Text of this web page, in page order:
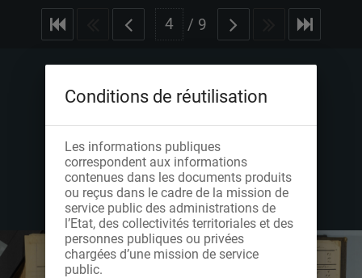
/ 9
Conditions de réutilisation
Les informations publiques
correspondent aux informations
contenues dans les documents produits
ou reçus dans le cadre de la mission de
service public des administrations de
l’Etat, des collectivités territoriales et des
personnes publiques ou privées
chargées d’une mission de service
public.